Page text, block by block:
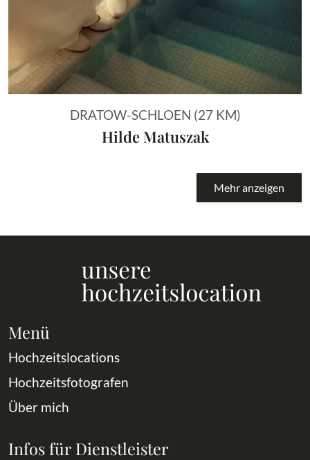
DRATOW-SCHLOEN (27 KM)
Hilde Matuszak
Mehr anzeigen
Menü
Hochzeitslocations
Hochzeitsfotografen
Über mich
Infos für Dienstleister